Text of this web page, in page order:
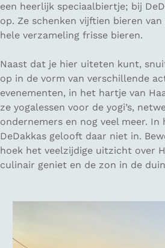
een heerlijk speciaalbiertje; bij
op. Ze schenken vijftien bieren
hele verzameling frisse bieren.
Naast dat je hier uiteten kunt,
op in de vorm van verschillende
evenementen, in het hartje van
ze yogalessen voor de yogi’s,
ondernemers en nog veel meer. In
DeDakkas gelooft daar niet in.
hoek het veelzijdige uitzicht over
culinair geniet en de zon in de